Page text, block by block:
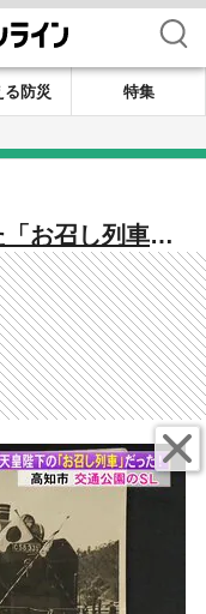
検索
る防災
特集
お召し列車」
真 74年の時を